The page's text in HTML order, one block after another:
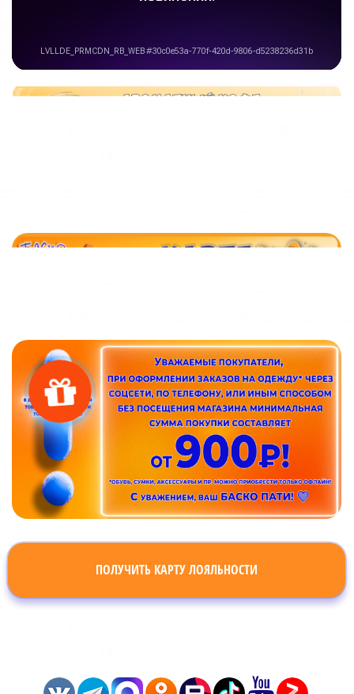
ПОЛУЧИТЬ КАРТУ ЛОЯЛЬНОСТИ